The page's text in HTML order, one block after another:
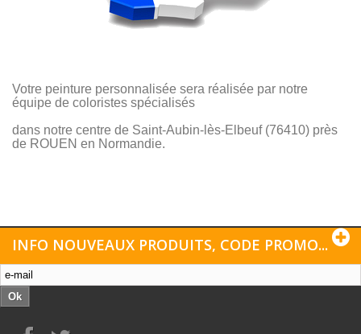
Votre peinture personnalisée sera réalisée par notre
équipe de coloristes spécialisés
dans notre centre de Saint-Aubin-lès-Elbeuf (76410) près
de ROUEN en Normandie.
INFO NOUVEAUX PRODUITS, CODE PROMO...
Ok